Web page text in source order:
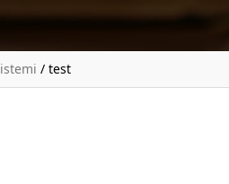
/ test